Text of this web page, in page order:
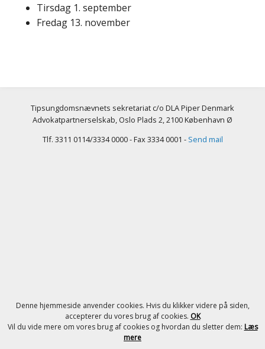
Denne hjemmeside anvender cookies. Hvis du klikker videre på siden,
accepterer du vores brug af cookies. OK
Vil du vide mere om vores brug af cookies og hvordan du sletter dem: Læs
mere
Tirsdag 1. september
Fredag 13. november
Tipsungdomsnævnets sekretariat c/o DLA Piper Denmark
Advokatpartnerselskab, Oslo Plads 2, 2100 København Ø
Tlf. 3311 0114/3334 0000 - Fax 3334 0001 - Send mail